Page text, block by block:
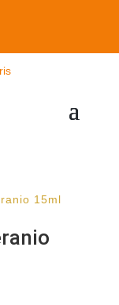
15ml